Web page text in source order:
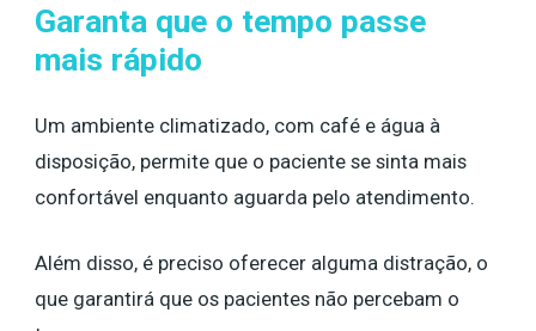
Garanta que o tempo passe
mais rápido
Um ambiente climatizado, com café e água à
disposição, permite que o paciente se sinta mais
confortável enquanto aguarda pelo atendimento.
Além disso, é preciso oferecer alguma distração, o
que garantirá que os pacientes não percebam o